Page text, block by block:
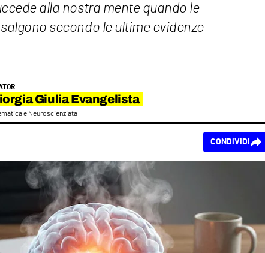
alla nostra mente quando le
secondo le ultime evidenze
Giulia Evangelista
e Neuroscienziata
CONDIVIDI